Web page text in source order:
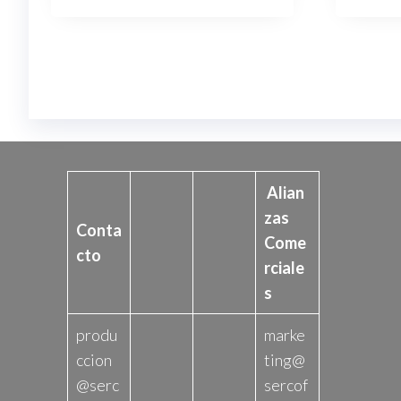
Conta
cto
Alian
zas
Come
rciale
s
produ
ccion
@serc
marke
ting@
sercof